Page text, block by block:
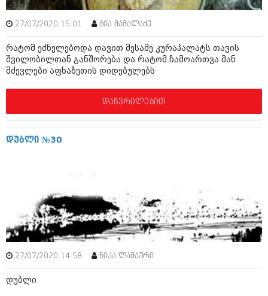
ივლისი 2015 (173)
მაისი 2015 (194)
მარტი 2015 (365)
თებერვალი 2015 (286)
იანვარი 2015 (247)
დეკემბერი 2014 (342)
ნოემბერი 2014 (290)
ოქტომბერი 2014 (292)
აგვისტო 2014 (248)
მაისი 2014 (313)
მარტი 2014 (413)
თებერვალი 2014 (318)
იანვარი 2014 (297)
დეკემბერი 2013 (365)
ნოემბერი 2013 (279)
ოქტომბერი 2013 (256)
სექტემბერი 2013 (368)
27/07/2020 15:01 გია მამალაძე
რატომ ეძნელებოდა დავით მესამე კურაპალატს თავის
შვილობილთან განშორება და რატომ ჩამოართვა მან
მძევლები აფხაზეთის დიდებულებს
დაწვრილებით
დუბლი №30
27/07/2020 14:58 ნიკა ლაშაური
დუბლი